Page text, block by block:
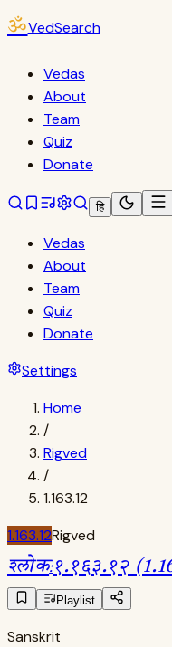
ॐVedSearch
Vedas
About
Team
Quiz
Donate
हि
Vedas
About
Team
Quiz
Donate
Settings
Home
/
Rigved
/
1.163.12
1.163.12Rigved
श्लोक:१.१६३.१२
Playlist
Sanskrit